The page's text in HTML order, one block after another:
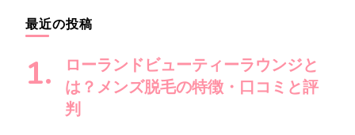
ョ
ン
お
探
し
で
最近の投稿
ローランドビューティーラウンジと
は？メンズ脱毛の特徴・口コミと評
判